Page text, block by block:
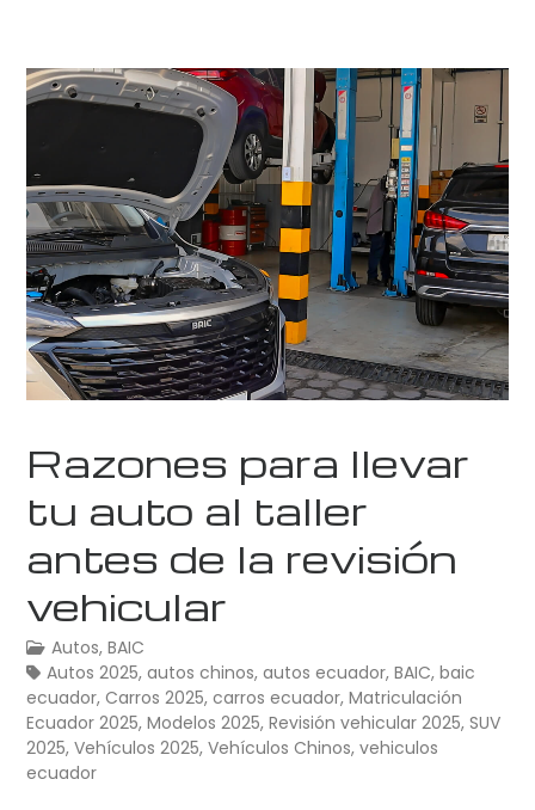
Razones para llevar
tu auto al taller
antes de la revisión
vehicular
Autos,BAIC
Autos 2025,autos chinos,autos ecuador,BAIC,baic
ecuador,Carros 2025,carros ecuador,Matriculación
Ecuador 2025,Modelos 2025,Revisión vehicular 2025,SUV
2025,Vehículos 2025,Vehículos Chinos,vehiculos
ecuador